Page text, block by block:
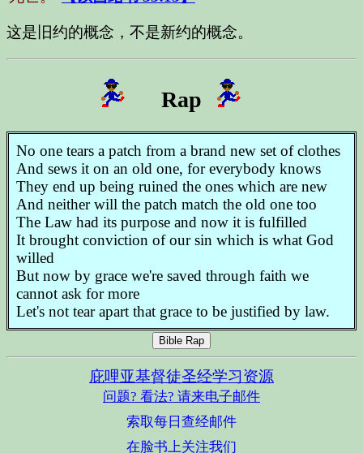
这是旧约的概念，不是新约的概念。
Rap
No one tears a patch from a brand new set of clothes
And sews it on an old one, for everybody knows
They end up being ruined the ones which are new
And neither will the patch match the old one too
The Law had its purpose and now it is fulfilled
It brought conviction of our sin which is what God
willed
But now by grace we're saved through faith we
cannot ask for more
Let's not tear apart that grace to be justified by law.
Bible Rap
庇哩亚基督徒圣经学习资源
问题? 看法? 请来电子邮件
索取每日查经邮件
在脸书上关注我们